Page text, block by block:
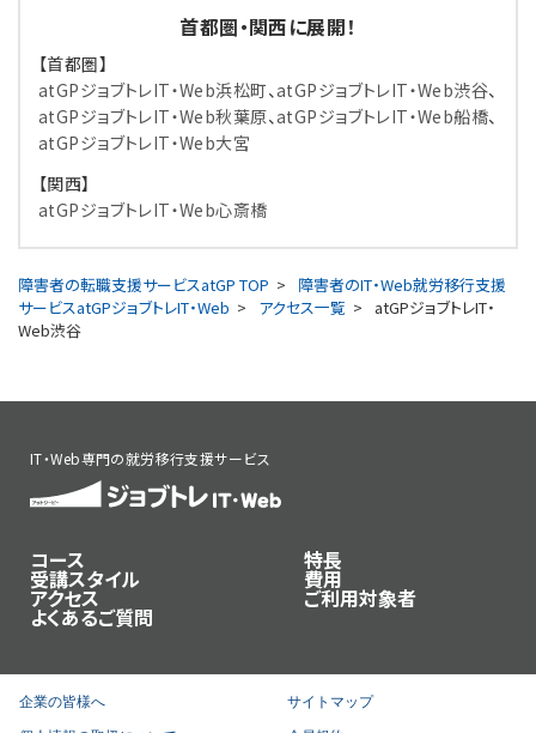
首都圏・関西に展開！
【首都圏】
atGPジョブトレIT・Web浜松町、atGPジョブトレIT・Web渋谷、
atGPジョブトレIT・Web秋葉原、atGPジョブトレIT・Web船橋、
atGPジョブトレIT・Web大宮
【関西】
atGPジョブトレIT・Web心斎橋
障害者の転職支援サービスatGP TOP
障害者のIT・Web就労移行支援
サービスatGPジョブトレIT・Web
アクセス一覧
atGPジョブトレIT・
Web渋谷
IT・Web専門の就労移行支援サービス
コース 特長
受講スタイル 費用
アクセス ご利用対象者
よくあるご質問
企業の皆様へ サイトマップ